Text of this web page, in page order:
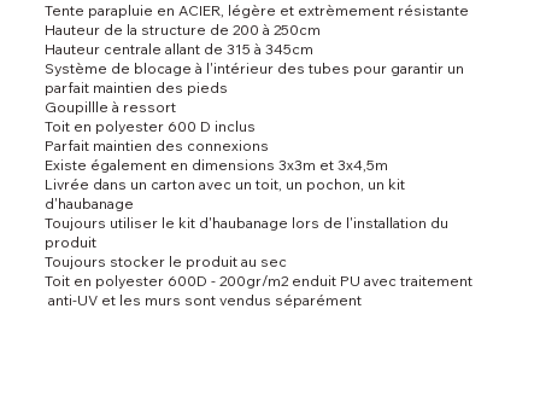
Tente parapluie en ACIER, légère et extrèmement résistante
Hauteur de la structure de 200 à 250cm
Hauteur centrale allant de 315 à 345cm
Système de blocage à l'intérieur des tubes pour garantir un
parfait maintien des pieds
Goupillle à ressort
Toit en polyester 600 D inclus
Parfait maintien des connexions
Existe également en dimensions 3x3m et 3x4,5m
Livrée dans un carton avec un toit, un pochon, un kit
d'haubanage
Toujours utiliser le kit d'haubanage lors de l'installation du
produit
Toujours stocker le produit au sec
Toit en polyester 600D - 200gr/m2 enduit PU avec traitement
anti-UV et les murs sont vendus séparément